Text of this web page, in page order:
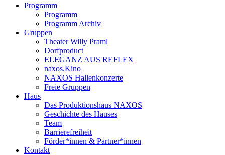
Programm
Programm
Programm Archiv
Gruppen
Theater Willy Praml
Dorfproduct
ELEGANZ AUS REFLEX
naxos.Kino
NAXOS Hallenkonzerte
Freie Gruppen
Haus
Das Produktionshaus NAXOS
Geschichte des Hauses
Team
Barrierefreiheit
Förder*innen & Partner*innen
Kontakt